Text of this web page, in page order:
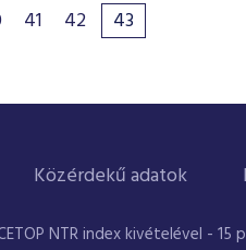
41 42 43
Közérdekű adatok
NTR index kivételével -